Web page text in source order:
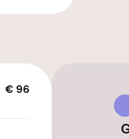
€ 96